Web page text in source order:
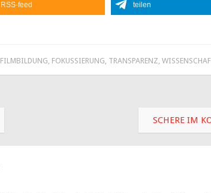
RSS-feed teilen
FILMBILDUNG FOKUSSIERUNG TRANSPARENZ
SCHERE IM